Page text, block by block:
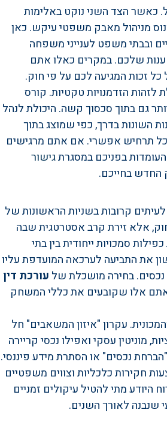
כאשר הצד השני נוקט באלימות
מניהול מאבק משפטי עיקש. כאן
ובבתי משפט לענייני משפחה
שלכם. במקרים כאלו אתם
זכות המגיעה לכם על פי חוק.
הזדמנויות טקטיות. קורס
גם בתוך סכסוך קשה. היכולת לנהל
השונות בדרך, כפי שמוצג בתוך
לכל תרחיש אפשרי. אם אתם מרגישים
בפניכם במסגרת גישור
החדש בחייכם.
קרובות בשניות הראשונות של
אלא זירת קרב אסטרטגית שבה
סמכויות ייחודית בין בתי
את התביעה לערכאה המועדפת עליו
נכסים. בחירה מושכלת של עורכת דין
אלו שקובעים את כללי המשחק
והמכונית. עקרון "איזון המשאבים" חל
מוניטין עסקי ואפילו נכסי קריירה
נכסים" או הסתרת מידע פיננסי.
חקירות כלכליות וצווים משפטיים
מתי להטיל עיקולים זמניים
שנבנה לאורך השנים.